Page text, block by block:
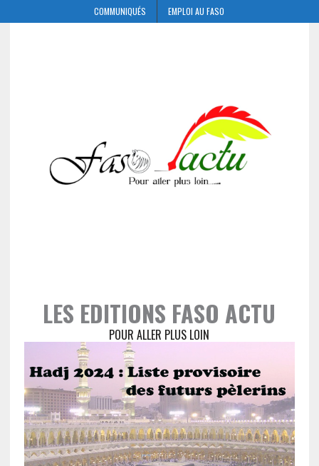
COMMUNIQUÉS EMPLOI AU FASO
LES EDITIONS FASO ACTU
POUR ALLER PLUS LOIN